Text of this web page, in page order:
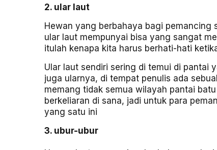
2. ular laut
Hewan yang berbahaya bagi pemancing
ular laut mempunyai bisa yang sangat
itulah kenapa kita harus berhati-hati
Ular laut sendiri sering di temui di pantai
juga ularnya, di tempat penulis ada
memang tidak semua wilayah pantai
berkeliaran di sana, jadi untuk para
yang satu ini
3. ubur-ubur